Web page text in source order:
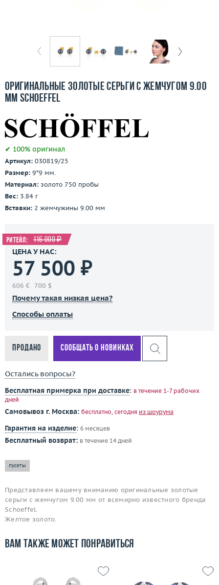
О компании
Контакты
3D-тур по шоуруму
Оригинальные золотые серьги с жемчугом 9.00
мм Schoeffel
✔ 100% оригинал
Артикул: 030819/25
Размер: 9*9 мм.
Материал: золото 750 пробы
Вес: 3.84 г
Вставки: 2 жемчужины 9.00 мм
Ритейл: 116 000 ₽
ЦЕНА У НАС:
57 500 ₽
606 € 700 $
Почему такая низкая цена?
Способы оплаты
Продано Сообщать о новинках
Остались вопросы?
Бесплатная примерка при доставке: в течение 1-7 рабочих
дней
Самовывоз г. Москва: бесплатно, сегодня из шоурума
Гарантия на изделие: 6 месяцев
Бесплатный возврат: в течение 14 дней
пусеты
Представляем вашему вниманию оригинальные золотые
серьги с жемчугом 9.00 мм от всемирно известного бренда
Schoeffel.
Желтое золото.
Вам также может понравиться